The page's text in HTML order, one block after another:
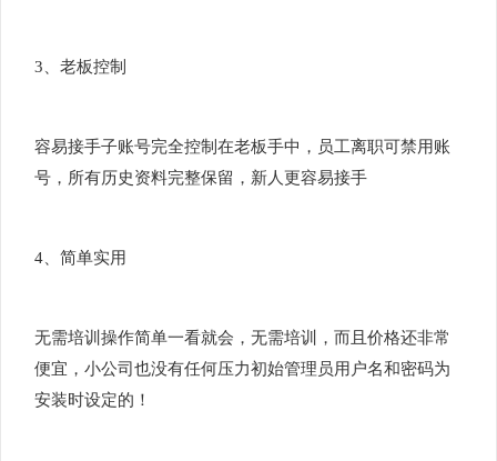
3、老板控制
容易接手子账号完全控制在老板手中，员工离职可禁用账
号，所有历史资料完整保留，新人更容易接手
4、简单实用
无需培训操作简单一看就会，无需培训，而且价格还非常
便宜，小公司也没有任何压力初始管理员用户名和密码为
安装时设定的！